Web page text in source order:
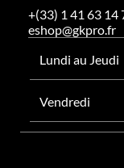
+(33) 1 41 63 14
eshop@gkpro.fr
Lundi au Jeudi
Vendredi